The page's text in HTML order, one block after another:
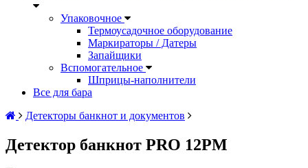
Упаковочное
Термоусадочное оборудование
Маркираторы / Датеры
Запайщики
Вспомогательное
Шприцы-наполнители
Все для бара
Детекторы банкнот и документов
Детектор банкнот PRO 12PM